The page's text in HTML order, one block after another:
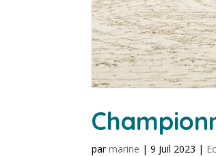
parmarine |9 Juil 2023 |